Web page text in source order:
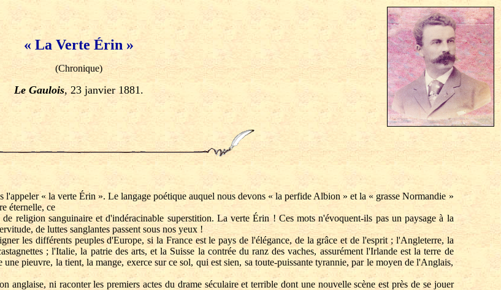
« La Verte Érin »
(Chronique)
Le Gaulois, 23 janvier 1881.
« la verte Érin ». Le langage poétique auquel nous devons « la perfide Albion » et la « grasse Normandie »
éternelle, ce
religion sanguinaire et d'indéracinable superstition. La verte Érin ! Ces mots n'évoquent-ils pas un paysage à la
de luttes sanglantes passent sous nos yeux !
les différents peuples d'Europe, si la France est le pays de l'élégance, de la grâce et de l'esprit ; l'Angleterre, la
; l'Italie, la patrie des arts, et la Suisse la contrée du ranz des vaches, assurément l'Irlande est la terre de
pieuvre, la tient, la mange, exerce sur ce sol, qui est sien, sa toute-puissante tyrannie, par le moyen de l'Anglais,
ni raconter les premiers actes du drame séculaire et terrible dont une nouvelle scène est près de se jouer